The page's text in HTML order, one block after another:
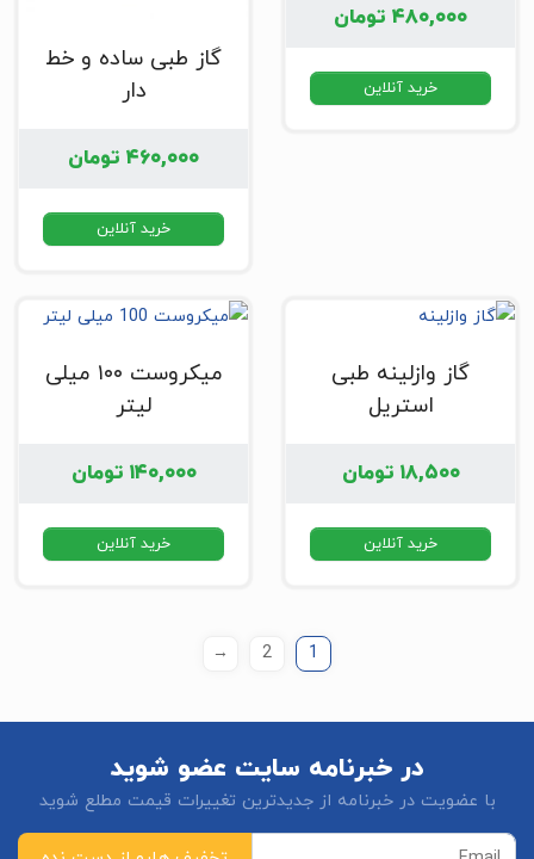
۴۸۰,۰۰۰ تومان
خرید آنلاین
گاز طبی ساده و خط
دار
۴۶۰,۰۰۰ تومان
خرید آنلاین
گاز وازلینه طبی
استریل
۱۸,۵۰۰ تومان
خرید آنلاین
میکروست ۱۰۰ میلی
لیتر
۱۴۰,۰۰۰ تومان
خرید آنلاین
1
2
→
در خبرنامه سایت عضو شوید
با عضویت در خبرنامه از جدیدترین تغییرات قیمت مطلع شوید